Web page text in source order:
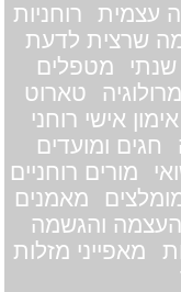
עצמית
רוחניות
שרצית לדעת
שנתי
מטפלים
טארוט
אימון אישי רוחני
חגים ומועדים
מורים רוחניים
מאמנים
והגשמה
מאפייני מזלות